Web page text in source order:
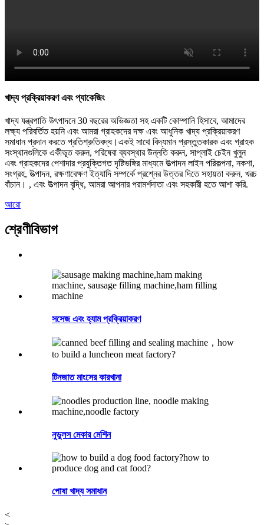
খাদ্য প্রক্রিয়াকরণ এবং প্যাকেজিং
খাদ্য যন্ত্রপাতি উৎপাদনে 30 বছরের অভিজ্ঞতা সহ একটি কোম্পানি হিসাবে, আমাদের
লক্ষ্য পরিবর্তিত হয়নি এবং আমরা গ্রাহকদের দক্ষ এবং আধুনিক খাদ্য প্রক্রিয়াকরণ
সমাধান প্রদান করতে প্রতিশ্রুতিবদ্ধ।একই সাথে বিদ্যমান প্রস্তুতকারক এবং গ্রাহক
সংস্থানগুলিকে একীভূত করুন, পরিষেবা ব্যবস্থার উন্নতি করুন, সাপ্লাই চেইন খুলুন
এবং গ্রাহকদের পেশাদার প্রযুক্তিগত দৃষ্টিভঙ্গির মাধ্যমে উত্পাদন লাইন পরিকল্পনা, নকশা,
সংগ্রহ, উত্পাদন, রক্ষণাবেক্ষণ ইত্যাদি সম্পর্কে প্রশ্নের উত্তর দিতে সহায়তা করুন, খরচ
বাঁচান। , এবং উত্পাদন বৃদ্ধি, আমরা আপনার পরামর্শদাতা এবং সহকারী হতে আশা করি.
আরো
শ্রেণীবিভাগ
সসেজ এবং হ্যাম প্রক্রিয়াকরণ
টিনজাত মাংসের কারখানা
নুডুলস মেকার মেশিন
পোষা খাদ্য সমাধান
<